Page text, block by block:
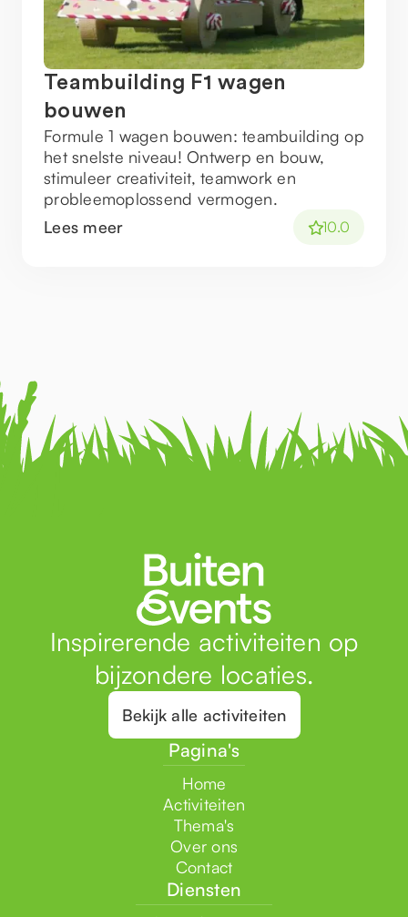
Teambuilding F1 wagen
bouwen
Formule 1 wagen bouwen: teambuilding op
het snelste niveau! Ontwerp en bouw,
stimuleer creativiteit, teamwork en
probleemoplossend vermogen.
Lees meer
10.0
Inspirerende activiteiten op
bijzondere locaties.
Bekijk alle activiteiten
Pagina's
Home
Activiteiten
Thema's
Over ons
Contact
Diensten